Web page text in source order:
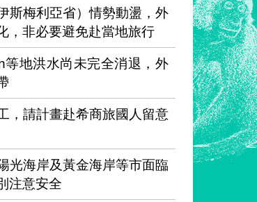
斯梅利亞省）情勢動盪，外
，非必要避免赴當地旅行
地洪水尚未完全消退，外
，請計畫赴希商旅國人留意
光海岸及黃金海岸等市面臨
注意安全